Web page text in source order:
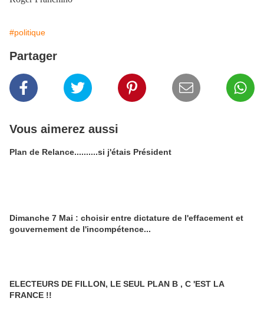
#politique
Partager
Vous aimerez aussi
Plan de Relance..........si j'étais Président
Dimanche 7 Mai : choisir entre dictature de l'effacement et
gouvernement de l'incompétence...
ELECTEURS DE FILLON, LE SEUL PLAN B , C 'EST LA
FRANCE !!